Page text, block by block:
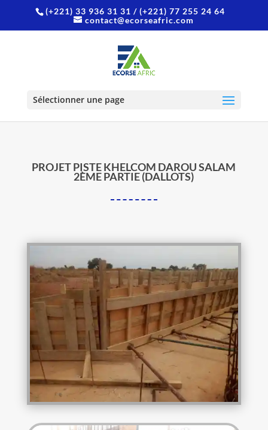
(+221) 33 936 31 31 / (+221) 77 255 24 64
contact@ecorseafric.com
Sélectionner une page
PROJET PISTE KHELCOM DAROU SALAM
2ÈME PARTIE (DALLOTS)